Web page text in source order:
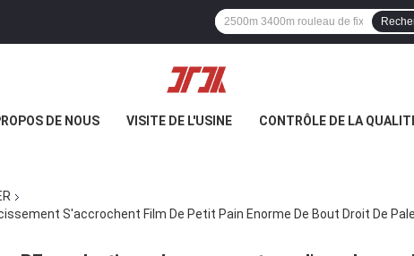
DE NOUS VISITE DE L'USINE CONTRÔLE DE LA
S'accrochent Film De Petit Pain Enorme De Bout Droit De